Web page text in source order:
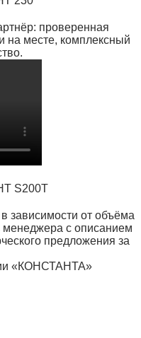
проверенная
на месте, комплексный
S200T
зависимости от объёма
менеджера с описанием
предложения за
«КОНСТАНТА»